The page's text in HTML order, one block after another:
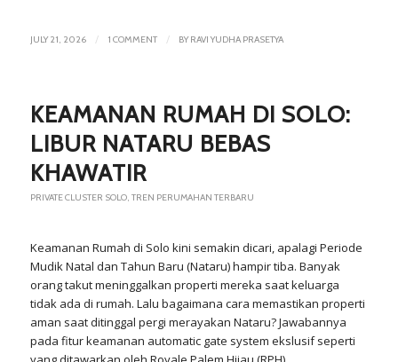
JULY 21, 2026 / 1 COMMENT / BYRAVI YUDHA PRASETYA
KEAMANAN RUMAH DI SOLO:
LIBUR NATARU BEBAS
KHAWATIR
PRIVATE CLUSTER SOLO, TREN PERUMAHAN TERBARU
Keamanan Rumah di Solo kini semakin dicari, apalagi Periode
Mudik Natal dan Tahun Baru (Nataru) hampir tiba. Banyak
orang takut meninggalkan properti mereka saat keluarga
tidak ada di rumah. Lalu bagaimana cara memastikan properti
aman saat ditinggal pergi merayakan Nataru? Jawabannya
pada fitur keamanan automatic gate system ekslusif seperti